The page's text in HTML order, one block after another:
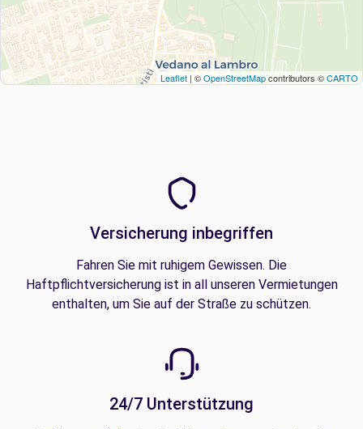
Leaflet | ©OpenStreetMapcontributors ©CARTO
Versicherung inbegriffen
Fahren Sie mit ruhigem Gewissen. Die
Haftpflichtversicherung ist in all unseren Vermietungen
enthalten, um Sie auf der Straße zu schützen.
24/7 Unterstützung